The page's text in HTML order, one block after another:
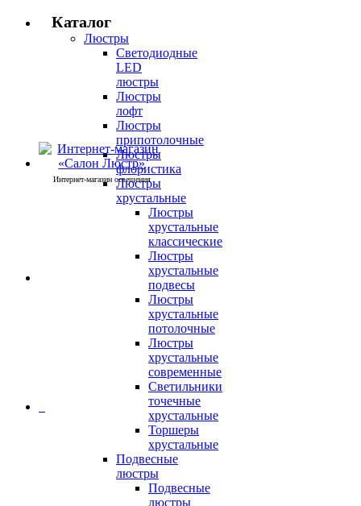
Каталог
Люстры
Светодиодные
LED
люстры
Люстры
лофт
Люстры
припотолочные
Люстры
флористика
Люстры
хрустальные
Люстры
хрустальные
классические
Люстры
хрустальные
подвесы
Люстры
хрустальные
потолочные
Люстры
хрустальные
современные
Светильники
точечные
хрустальные
Торшеры
хрустальные
Подвесные
люстры
Подвесные
люстры
Интернет-магазин освещения